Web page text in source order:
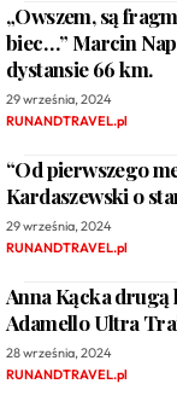
„Owszem, są
biec…” Marcin
dystansie 66 km.
29 września, 2024
RUNANDTRAVEL.pl
“Od pierwszego
Kardaszewski o
29 września, 2024
RUNANDTRAVEL.pl
Anna Kącka
Adamello Ultra
28 września, 2024
RUNANDTRAVEL.pl